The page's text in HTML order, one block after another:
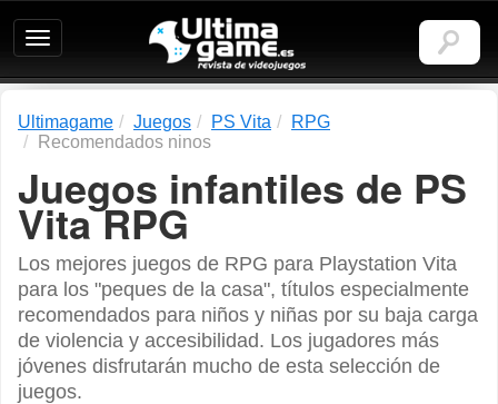
Ultimagame:
Revista
de
Ultimagame Juegos PS Vita
RPG
Recomendados ninos
Juegos infantiles de PS
Vita RPG
Los mejores juegos de RPG para Playstation Vita
para los "peques de la casa", títulos especialmente
recomendados para niños y niñas por su baja carga
de violencia y accesibilidad. Los jugadores más
jóvenes disfrutarán mucho de esta selección de
juegos.